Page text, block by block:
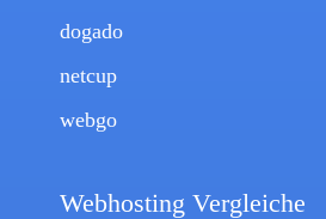
dogado
netcup
webgo
Webhosting Vergleiche